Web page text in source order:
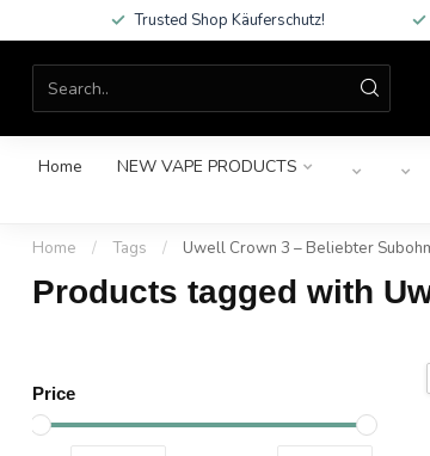
Trusted Shop Käuferschutz!
Home NEW VAPE PRODUCTS
Home / Tags / Uwell Crown 3 – Beliebter
Products tagged with
Price